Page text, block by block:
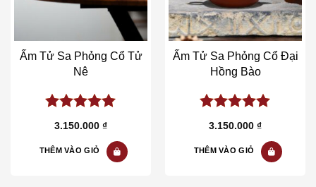
Ấm Tử Sa Phỏng Cổ Tử
Nê
5.00out of
3.150.000 ₫
THÊM VÀO GIỎ
Ấm Tử Sa Phỏng Cổ Đại
Hồng Bào
5.00out of
3.150.000 ₫
THÊM VÀO GIỎ